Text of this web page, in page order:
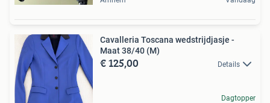
Cavalleria Toscana wedstrijdjasje -
Maat 38/40 (M)
€ 125,00 Details
Dagtopper